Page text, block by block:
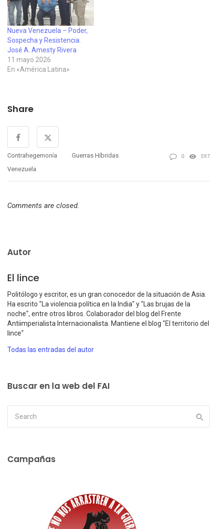
tiene gran importancia
estratégica y geopolítica
para América Latina. Con…
Nueva Venezuela – Poder,
Sospecha y Resistencia.
José A. Amesty Rivera
11 mayo 2026
En «América Latina»
Share
Contrahegemonía
Guerras Híbridas
Venezuela
0 597
Comments are closed.
Autor
El lince
Politólogo y escritor, es un gran conocedor de la situación de Asia.
Ha escrito "La violencia política en la India" y "Las brujas de la
noche", entre otros libros. Colaborador del blog del Frente
Antiimperialista Internacionalista. Mantiene el blog "El territorio del
lince"
Todas las entradas del autor
Buscar en la web del FAI
Campañas